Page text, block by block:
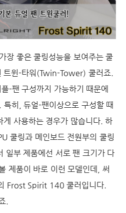
장 좋은 쿨링성능을 보여주는 쿨
트윈-타워(Twin-Tower) 쿨러죠.
-팬 구성까지 가능하기 때문에
특히, 듀얼-팬이상으로 구성할 때
사용하는 경우가 많습니다. 하
쿨링과 메인보드 전원부의 쿨링
일부 제품에선 서로 팬 크기가 다
제품이 바로 이런 모델인데, 써
Frost Spirit 140 쿨러입니다.
.